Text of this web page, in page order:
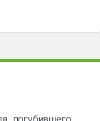
погубившего